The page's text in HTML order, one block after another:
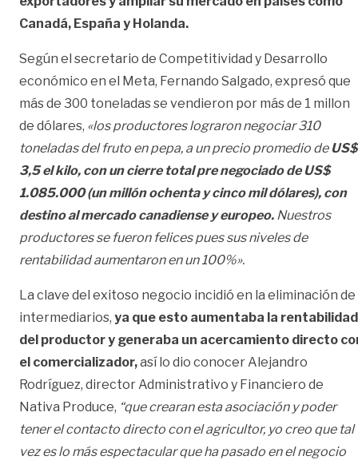
Canadá, España y Holanda.
Según el secretario de Competitividad y Desarrollo
económico en el Meta, Fernando Salgado, expresó que
más de 300 toneladas se vendieron por más de 1 millon
de dólares, «los productores lograron negociar 310
toneladas del fruto en pepa, a un precio promedio deUS$
3,5 el kilo, con un cierre total pre negociado de US$
1.085.000 (un millón ochenta y cinco mil dólares), con
destino al mercado canadiense y europeo. Nuestros
productores se fueron felices pues sus niveles de
rentabilidad aumentaron en un 100%».
La clave del exitoso negocio incidió en la eliminación de
intermediarios, ya que esto aumentaba la rentabilidad
del productor y generaba un acercamiento directo
el comercializador,así lo dio conocer Alejandro
Rodríguez, director Administrativo y Financiero de
Nativa Produce, “que crearan esta asociación y poder
tener el contacto directo con el agricultor, yo creo que tal
vez es lo más espectacular que ha pasado en el negocio